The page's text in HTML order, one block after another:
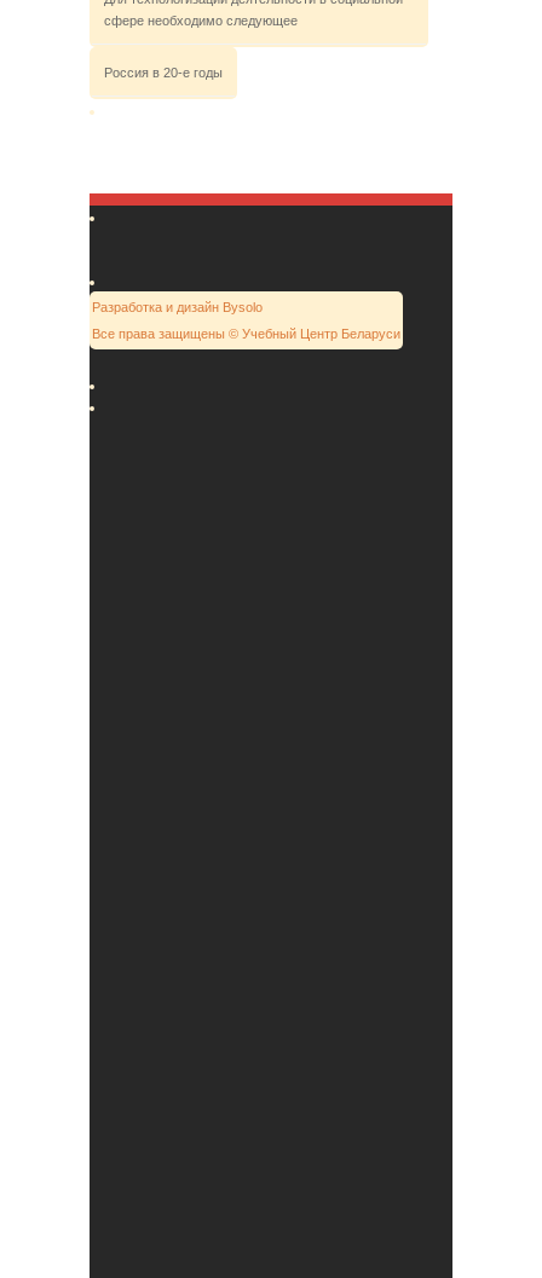
сфере необходимо следующее
Россия в 20-е годы
Разработка и дизайн Bysolo
Все права защищены © Учебный Центр Беларуси